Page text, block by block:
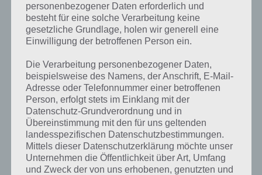
Zur Übersicht der4 Bilder 1 Wort Lösungen zur Oster-Edition im
März 2018!
Auf WhatsApp teilen Teilen auf Facebook
Tweet auf Twitter
Mehr Artikel hier auf Touchportal
personenbezogener Daten erforderlich und
besteht für eine solche Verarbeitung keine
gesetzliche Grundlage, holen wir generell eine
Einwilligung der betroffenen Person ein.
Die Verarbeitung personenbezogener Daten,
beispielsweise des Namens, der Anschrift, E-Mail-
Adresse oder Telefonnummer einer betroffenen
Person, erfolgt stets im Einklang mit der
Datenschutz-Grundverordnung und in
Übereinstimmung mit den für uns geltenden
landesspezifischen Datenschutzbestimmungen.
Mittels dieser Datenschutzerklärung möchte unser
Unternehmen die Öffentlichkeit über Art, Umfang
und Zweck der von uns erhobenen, genutzten und